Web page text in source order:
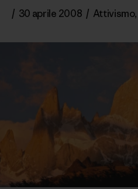
/ 30 aprile 2008 / Attivismo,